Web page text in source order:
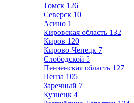
Томск 126
Северск 10
Асино 1
Кировская область 132
Киров 120
Кирово-Чепецк 7
Слободской 3
Пензенская область 127
Пенза 105
Заречный 7
Кузнецк 4